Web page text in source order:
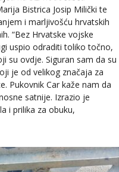
Bistrica Josip Milički te
i marljivošću hrvatskih
“Bez Hrvatske vojske
uspio odraditi toliko točno,
su ovdje. Siguran sam da su
je od velikog značaja za
Pukovnik Car kaže nam da
satnije. Izrazio je
i prilika za obuku,